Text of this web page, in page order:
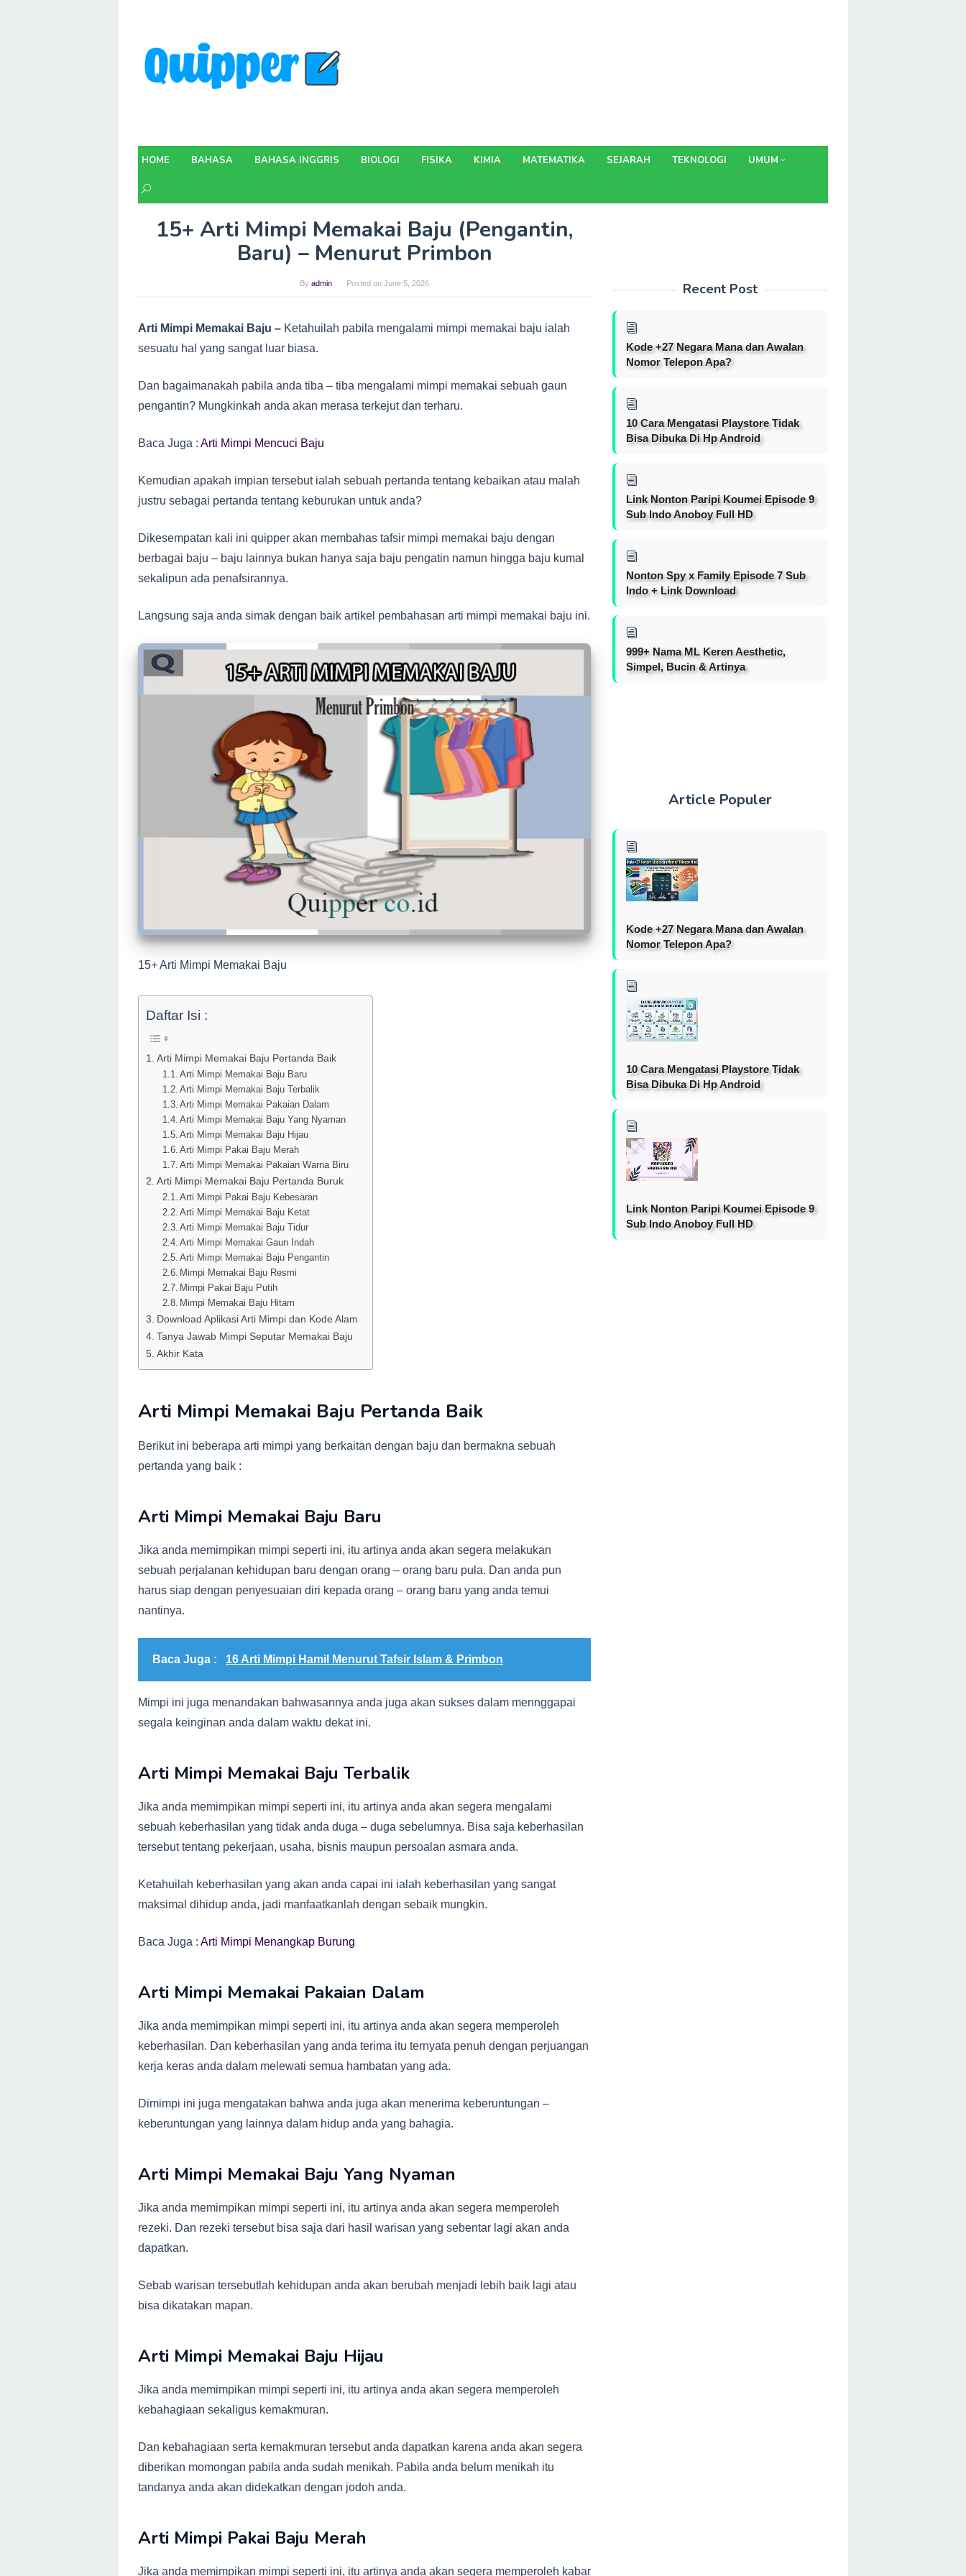
content
HOME BAHASA BAHASA INGGRIS BIOLOGI FISIKA KIMIA MATEMATIKA SEJARAH TEKNOLOGI UMUM
15+ Arti Mimpi Memakai Baju (Pengantin,
Baru) – Menurut Primbon
By admin Posted on June 5, 2026
Arti Mimpi Memakai Baju – Ketahuilah pabila mengalami mimpi memakai baju ialah
sesuatu hal yang sangat luar biasa.
Dan bagaimanakah pabila anda tiba – tiba mengalami mimpi memakai sebuah gaun
pengantin? Mungkinkah anda akan merasa terkejut dan terharu.
Baca Juga : Arti Mimpi Mencuci Baju
Kemudian apakah impian tersebut ialah sebuah pertanda tentang kebaikan atau malah
justru sebagai pertanda tentang keburukan untuk anda?
Dikesempatan kali ini quipper akan membahas tafsir mimpi memakai baju dengan
berbagai baju – baju lainnya bukan hanya saja baju pengatin namun hingga baju kumal
sekalipun ada penafsirannya.
Langsung saja anda simak dengan baik artikel pembahasan arti mimpi memakai baju ini.
15+ Arti Mimpi Memakai Baju
Daftar Isi :
Arti Mimpi Memakai Baju Pertanda Baik
Arti Mimpi Memakai Baju Baru
Arti Mimpi Memakai Baju Terbalik
Arti Mimpi Memakai Pakaian Dalam
Arti Mimpi Memakai Baju Yang Nyaman
Arti Mimpi Memakai Baju Hijau
Arti Mimpi Pakai Baju Merah
Arti Mimpi Memakai Pakaian Warna Biru
Arti Mimpi Memakai Baju Pertanda Buruk
Arti Mimpi Pakai Baju Kebesaran
Arti Mimpi Memakai Baju Ketat
Arti Mimpi Memakai Baju Tidur
Arti Mimpi Memakai Gaun Indah
Arti Mimpi Memakai Baju Pengantin
Mimpi Memakai Baju Resmi
Mimpi Pakai Baju Putih
Mimpi Memakai Baju Hitam
Download Aplikasi Arti Mimpi dan Kode Alam
Tanya Jawab Mimpi Seputar Memakai Baju
Akhir Kata
Arti Mimpi Memakai Baju Pertanda Baik
Berikut ini beberapa arti mimpi yang berkaitan dengan baju dan bermakna sebuah
pertanda yang baik :
Arti Mimpi Memakai Baju Baru
Jika anda memimpikan mimpi seperti ini, itu artinya anda akan segera melakukan
sebuah perjalanan kehidupan baru dengan orang – orang baru pula. Dan anda pun
harus siap dengan penyesuaian diri kepada orang – orang baru yang anda temui
nantinya.
Baca Juga : 16 Arti Mimpi Hamil Menurut Tafsir Islam & Primbon
Mimpi ini juga menandakan bahwasannya anda juga akan sukses dalam mennggapai
segala keinginan anda dalam waktu dekat ini.
Arti Mimpi Memakai Baju Terbalik
Jika anda memimpikan mimpi seperti ini, itu artinya anda akan segera mengalami
sebuah keberhasilan yang tidak anda duga – duga sebelumnya. Bisa saja keberhasilan
tersebut tentang pekerjaan, usaha, bisnis maupun persoalan asmara anda.
Ketahuilah keberhasilan yang akan anda capai ini ialah keberhasilan yang sangat
maksimal dihidup anda, jadi manfaatkanlah dengan sebaik mungkin.
Baca Juga : Arti Mimpi Menangkap Burung
Arti Mimpi Memakai Pakaian Dalam
Jika anda memimpikan mimpi seperti ini, itu artinya anda akan segera memperoleh
keberhasilan. Dan keberhasilan yang anda terima itu ternyata penuh dengan perjuangan
kerja keras anda dalam melewati semua hambatan yang ada.
Dimimpi ini juga mengatakan bahwa anda juga akan menerima keberuntungan –
keberuntungan yang lainnya dalam hidup anda yang bahagia.
Arti Mimpi Memakai Baju Yang Nyaman
Jika anda memimpikan mimpi seperti ini, itu artinya anda akan segera memperoleh
rezeki. Dan rezeki tersebut bisa saja dari hasil warisan yang sebentar lagi akan anda
dapatkan.
Sebab warisan tersebutlah kehidupan anda akan berubah menjadi lebih baik lagi atau
bisa dikatakan mapan.
Arti Mimpi Memakai Baju Hijau
Jika anda memimpikan mimpi seperti ini, itu artinya anda akan segera memperoleh
kebahagiaan sekaligus kemakmuran.
Dan kebahagiaan serta kemakmuran tersebut anda dapatkan karena anda akan segera
diberikan momongan pabila anda sudah menikah. Pabila anda belum menikah itu
tandanya anda akan didekatkan dengan jodoh anda.
Arti Mimpi Pakai Baju Merah
Jika anda memimpikan mimpi seperti ini, itu artinya anda akan segera memperoleh kabar
Recent Post
Kode +27 Negara Mana dan Awalan
Nomor Telepon Apa?
10 Cara Mengatasi Playstore Tidak
Bisa Dibuka Di Hp Android
Link Nonton Paripi Koumei Episode 9
Sub Indo Anoboy Full HD
Nonton Spy x Family Episode 7 Sub
Indo + Link Download
999+ Nama ML Keren Aesthetic,
Simpel, Bucin & Artinya
Article Populer
Kode +27 Negara Mana dan Awalan
Nomor Telepon Apa?
10 Cara Mengatasi Playstore Tidak
Bisa Dibuka Di Hp Android
Link Nonton Paripi Koumei Episode 9
Sub Indo Anoboy Full HD